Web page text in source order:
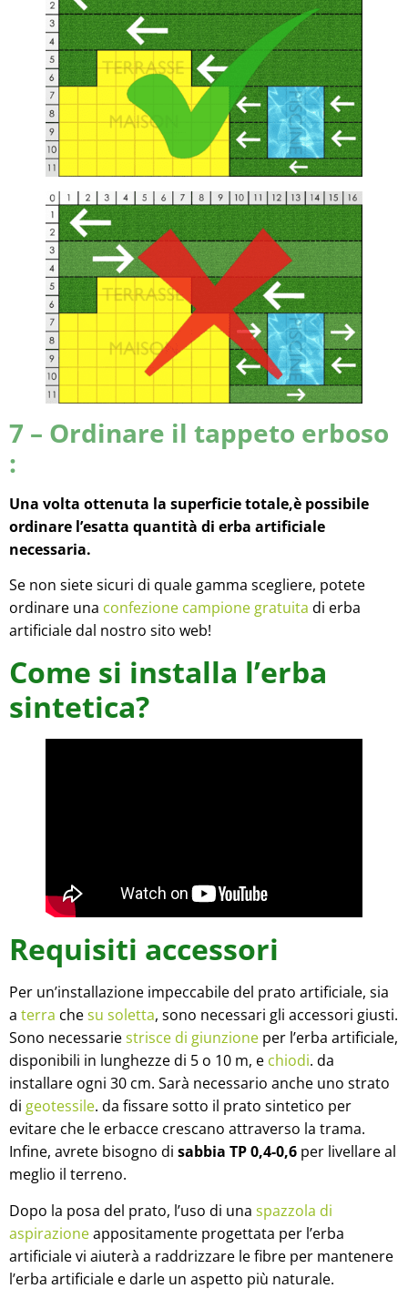
7 – Ordinare il tappeto erboso
:
Una volta ottenuta la superficie totale,è possibile
ordinare l’esatta quantità di erba artificiale
necessaria.
Se non siete sicuri di quale gamma scegliere, potete
ordinare una confezione campione gratuita di erba
artificiale dal nostro sito web!
Come si installa l’erba
sintetica?
Requisiti accessori
Per un’installazione impeccabile del prato artificiale, sia
a terra chesu soletta, sono necessari gli accessori giusti.
Sono necessariestrisce di giunzione per l’erba artificiale,
disponibili in lunghezze di 5 o 10 m, e chiodi. da
installare ogni 30 cm. Sarà necessario anche uno strato
di geotessile. da fissare sotto il prato sintetico per
evitare che le erbacce crescano attraverso la trama.
Infine, avrete bisogno di sabbia TP 0,4-0,6 per livellare al
meglio il terreno.
Dopo la posa del prato, l’uso di una spazzola di
aspirazioneappositamente progettata per l’erba
artificiale vi aiuterà a raddrizzare le fibre per mantenere
l’erba artificiale e darle un aspetto più naturale.